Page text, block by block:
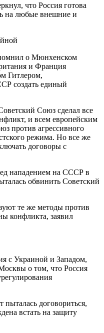
что Россия готова
на любые внешние и
о Мюнхенском
и Франция
Гитлером,
создать единый
Союз сделал все
и всем европейским
против агрессивного
режима. Но все же
договоры с
нападением на СССР в
обвинить Советский
те же методы против
конфликта, заявил
с Украиной и Западом,
о том, что Россия
договориться,
встать на защиту